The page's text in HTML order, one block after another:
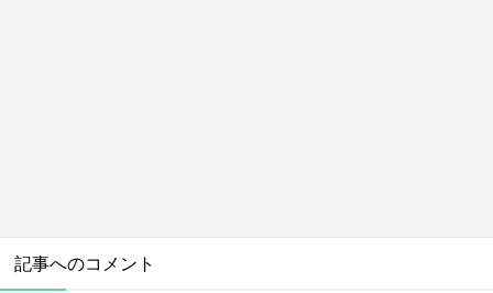
記事へのコメント